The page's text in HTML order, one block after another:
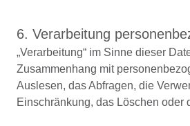
6. Verarbeitung
„Verarbeitung“ im Sinne dieser
Zusammenhang mit
Auslesen, das Abfragen, die
Einschränkung, das Löschen oder